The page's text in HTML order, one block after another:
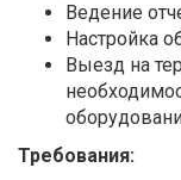
Ведение
Настройка
Выезд на
Требования: